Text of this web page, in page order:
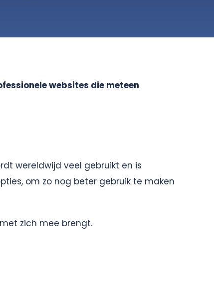
websites die meteen
wereldwijd veel gebruikt en is
om zo nog beter gebruik te maken
zich mee brengt.